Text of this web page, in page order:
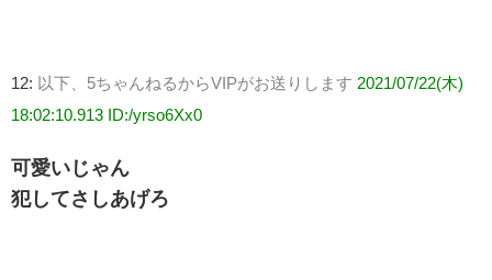
12: 以下、5ちゃんねるからVIPがお送りします 2021/07/22(木)
18:02:10.913 ID:/yrso6Xx0
可愛いじゃん
犯してさしあげろ